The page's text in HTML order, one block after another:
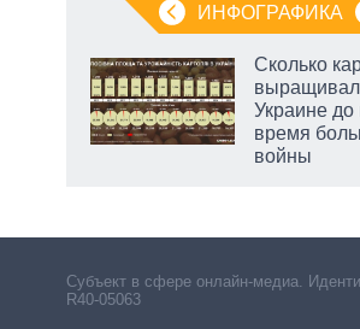
ИНФОГРАФИКА
Сколько
Украине до
время
войны
Субъект в сфере онлайн-медиа.
R40-05063